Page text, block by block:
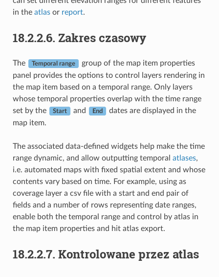
in the atlasor report.
18.2.2.6. Zakres czasowy
The Temporal range
group of the map item properties
panel provides the options to control layers rendering in
the map item based on a temporal range. Only layers
whose temporal properties overlap with the time range
set by the
Start and End
dates are displayed in the
map item.
The associated data-defined widgets help make the time
range dynamic, and allow outputting temporal atlases,
i.e. automated maps with fixed spatial extent and whose
contents vary based on time. For example, using as
coverage layer a csv file with a start and end pair of
fields and a number of rows representing date ranges,
enable both the temporal range and control by atlas in
the map item properties and hit atlas export.
18.2.2.7. Kontrolowane przez atlas